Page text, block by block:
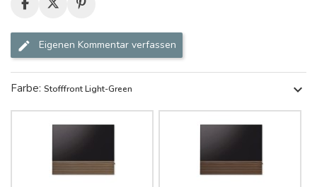
Eigenen Kommentar verfassen
Farbe: Stofffront Light-Green expand_more